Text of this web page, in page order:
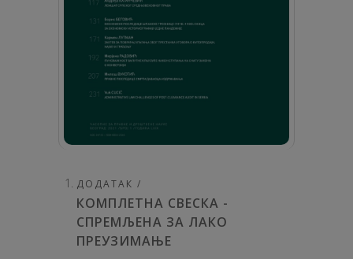
ДОДАТАК /
КОМПЛЕТНА СВЕСКА -
СПРЕМЉЕНА ЗА ЛАКО
ПРЕУЗИМАЊЕ